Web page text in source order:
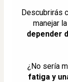
Descubrirás
manejar
depender
¿No sería
fatiga y